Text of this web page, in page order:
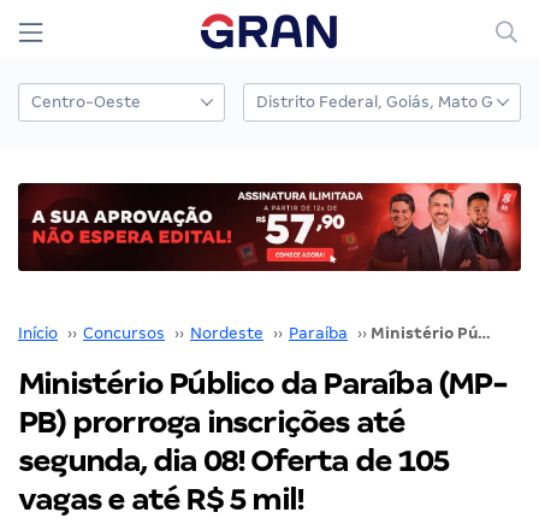
Início ›› Concursos ›› Nordeste ›› Paraíba ›› Ministério Público da Paraíba (MP-PB) prorroga inscrições até segunda, dia 08! Oferta de 105 vagas e até R$ 5 mil!
Ministério Público da Paraíba (MP-
PB) prorroga inscrições até
segunda, dia 08! Oferta de 105
vagas e até R$ 5 mil!